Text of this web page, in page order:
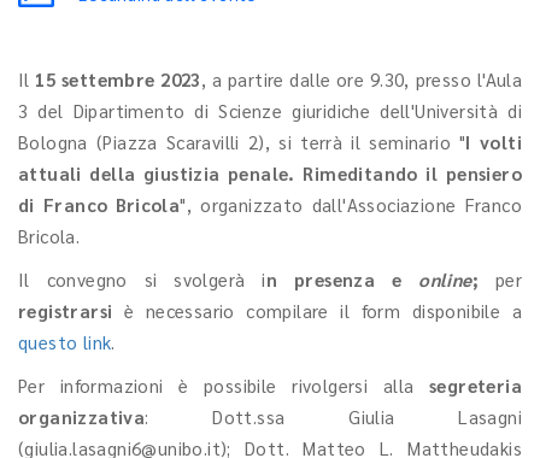
Il 15 settembre 2023, a partire dalle ore 9.30, presso l'Aula
3 del Dipartimento di Scienze giuridiche dell'Università di
Bologna (Piazza Scaravilli 2), si terrà il seminario "I volti
attuali della giustizia penale. Rimeditando il pensiero
di Franco Bricola", organizzato dall'Associazione Franco
Bricola.
Il convegno si svolgerà in presenza e online; per
registrarsi è necessario compilare il form disponibile a
questo link.
Per informazioni è possibile rivolgersi alla segreteria
organizzativa: Dott.ssa Giulia Lasagni
(giulia.lasagni6@unibo.it); Dott. Matteo L. Mattheudakis